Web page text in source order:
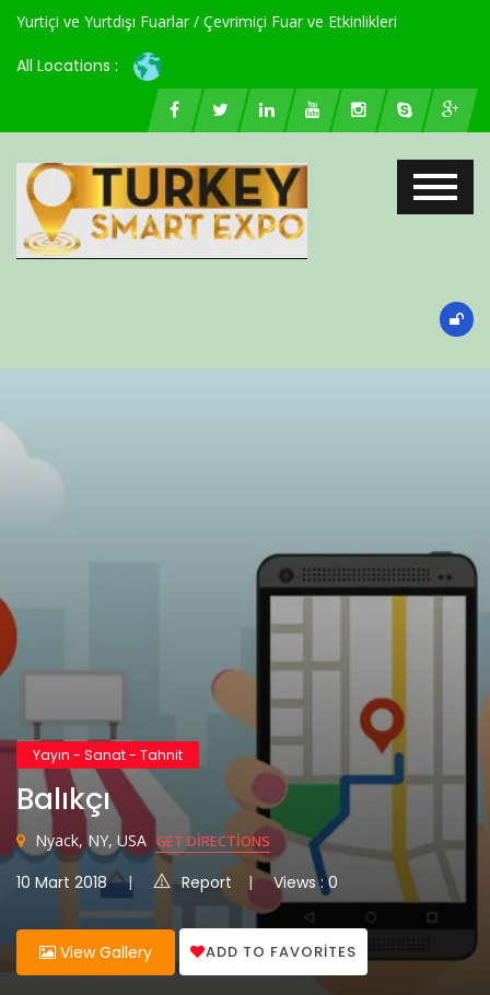
Yurtiçi ve Yurtdışı Fuarlar / Çevrimiçi Fuar ve Etkinlikleri
All Locations :
Yayın - Sanat - Tahnit
Balıkçı
Nyack, NY, USA GET DIRECTIONS
10 Mart 2018 Report Views : 0
View Gallery ADD TO FAVORITES